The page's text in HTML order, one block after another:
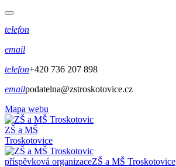
telefon
email
telefon+420 736 207 898
emailpodatelna@zstroskotovice.cz
Mapa webu
ZŠ a MŠ
Troskotovice
příspěvková organizaceZŠ a MŠ Troskotovice